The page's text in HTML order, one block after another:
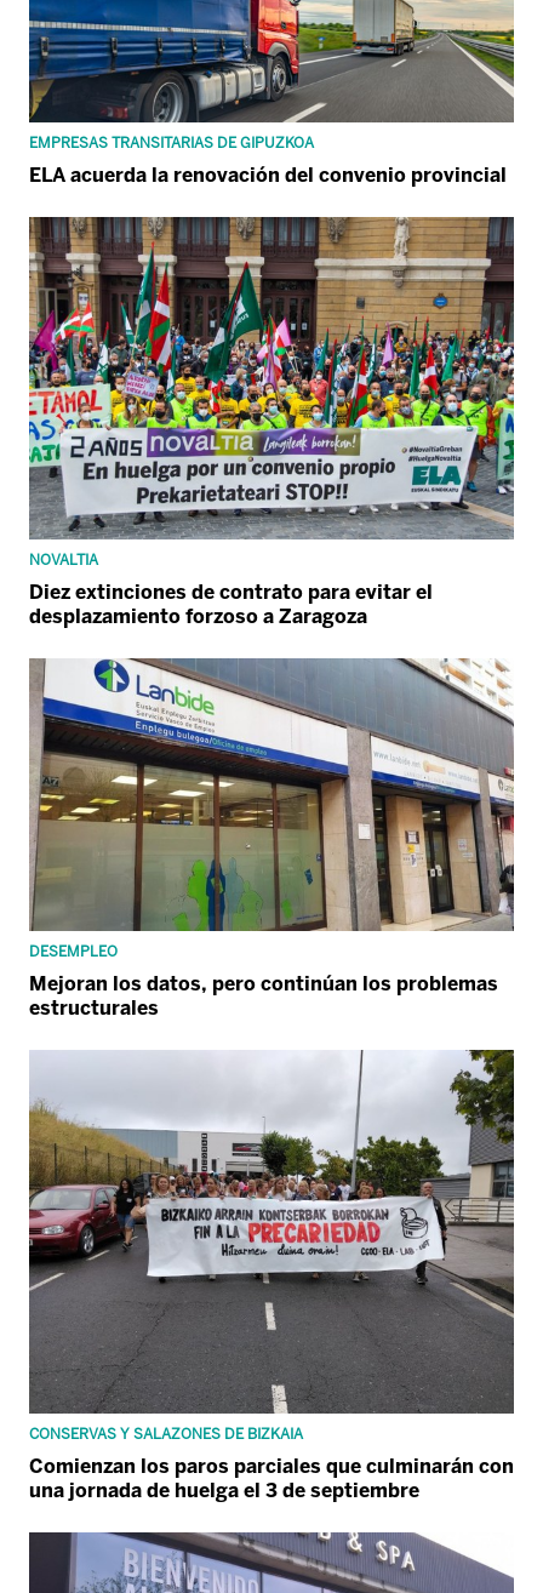
EMPRESAS TRANSITARIAS DE GIPUZKOA
ELA acuerda la renovación del convenio provincial
NOVALTIA
Diez extinciones de contrato para evitar el
desplazamiento forzoso a Zaragoza
DESEMPLEO
Mejoran los datos, pero continúan los problemas
estructurales
CONSERVAS Y SALAZONES DE BIZKAIA
Comienzan los paros parciales que culminarán con
una jornada de huelga el 3 de septiembre